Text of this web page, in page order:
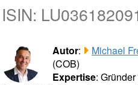
ISIN:
Autor: Michael
(COB)
Expertise: